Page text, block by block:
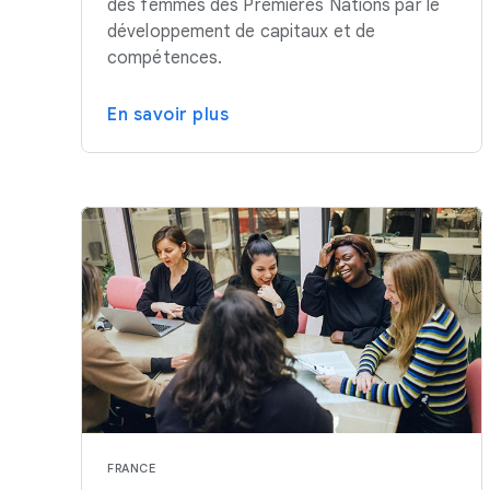
des femmes des Premières Nations par le
développement de capitaux et de
compétences.
En savoir plus
FRANCE